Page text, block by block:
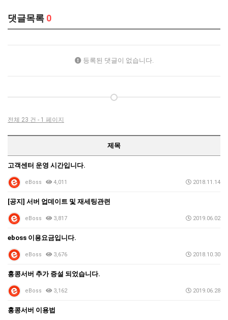
댓글목록 0
등록된 댓글이 없습니다.
전체 23 건 - 1 페이지
제목
고객센터 운영 시간입니다.
eBoss 4,011 2018.11.14
[공지] 서버 업데이트 및 재세팅관련
eBoss 3,817 2019.06.02
eboss 이용요금입니다.
eBoss 3,676 2018.10.30
홍콩서버 추가 증설 되었습니다.
eBoss 3,162 2019.06.28
홍콩서버 이용법